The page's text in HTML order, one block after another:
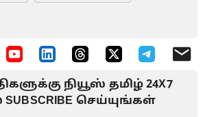
நியூஸ் தமிழ் 24X7
செய்யுங்கள்